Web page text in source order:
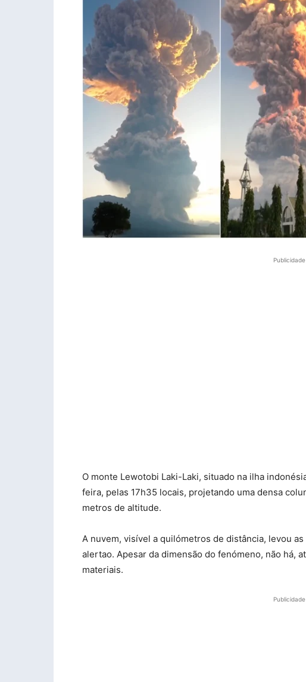
Publicidade
O monte Lewotobi Laki-Laki, situado na ilha
feira, pelas 17h35 locais, projetando uma densa
metros de altitude.
A nuvem, visível a quilómetros de distância, levou
alertao. Apesar da dimensão do fenómeno, não há,
materiais.
Publicidade